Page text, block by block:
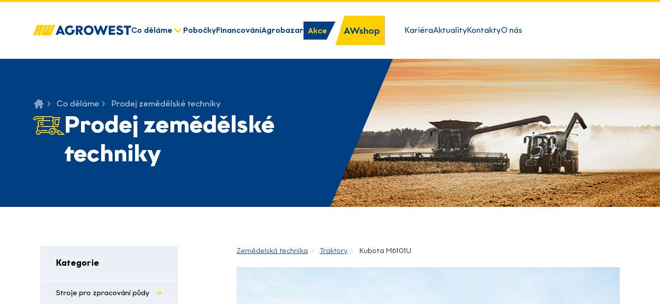
Co děláme PobočkyFinancováníAgrobazar Akce AWshop KariéraAktualityKontaktyO nás
Co děláme Prodej zemědělské techniky
Prodej zemědělské
techniky
Kategorie
Stroje pro zpracování půdy
Zemědelská technika Traktory Kubota M6101U